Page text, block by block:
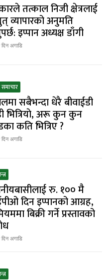
तत्काल निजी क्षेत्रलाई
व्यापारको अनुमति
इप्पान अध्यक्ष डाँगी
दिनअगाडि
सबैभन्दा धेरै बीवाईडी
भित्रियाे, अरू कुन कुन
कति भित्रिए ?
दिनअगाडि
रु. १०० मै
दिन इप्पानको आग्रह,
बिक्री गर्ने प्रस्तावको
दिनअगाडि